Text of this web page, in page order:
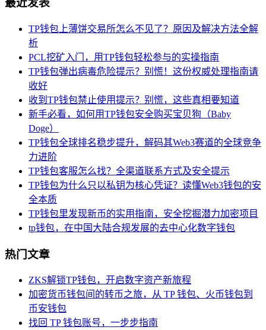
最近发表
TP钱包上薄饼交易所怎么不见了？原因及解决方法全解
析
PCL挖矿入门，用TP钱包轻松参与的实操指南
TP钱包弹出病毒危险提示？别慌！这份权威处理指南请
收好
收到TP钱包禁止使用提示？别慌，这些真相要知道
新手必看，如何用TP钱包安全购买宝贝狗（Baby
Doge）
TP钱包全球排名稳步提升，解码其Web3赛道的全球竞争
力进阶
TP钱包客服怎么找？全渠道联系方式及安全提示
TP钱包为什么只以私钥为核心凭证？读懂Web3钱包的安
全本质
TP钱包里发现新币的实用指南，安全挖掘潜力加密项目
tp钱包，在中国大陆合规发展的去中心化数字钱包
热门文章
ZKS解锁TP钱包，开启数字资产新旅程
加密货币钱包间的转币之旅，从 TP 钱包、火币钱包到
币安钱包
找回 TP 钱包账号，一步步指南